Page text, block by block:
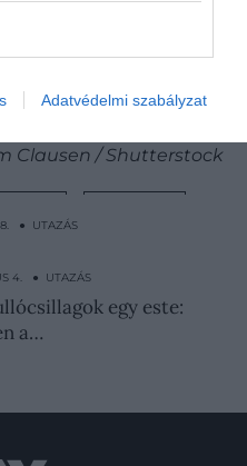
Adatvédelmi szabályzat
fővárosba
Clausen / Shutterstock
● UTAZÁS
településnek lett
4. ● UTAZÁS
egy este:
a…